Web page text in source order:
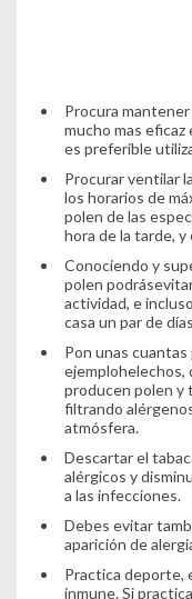
Procura mantener
mucho mas eficaz
es preferible
Procurar ventilar
los horarios de
polen de las
hora de la tarde,
Conociendo y
polen
actividad, e
casa un par de
Pon unas
ejemplohelechos,
producen polen y
filtrando
atmósfera.
Descartar el
alérgicos y
a las infecciones.
Debes evitar
aparición de
Practica deporte,
inmune. Si